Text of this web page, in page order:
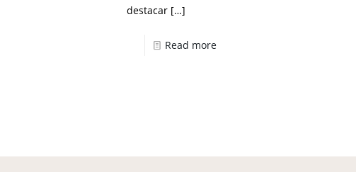
destacar […]
Read more